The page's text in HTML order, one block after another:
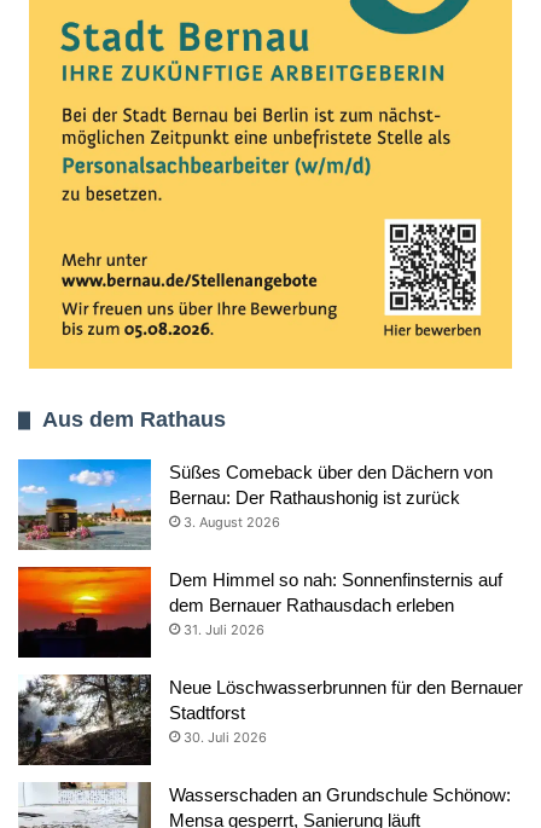
Aus dem Rathaus
Süßes Comeback über den Dächern von
Bernau: Der Rathaushonig ist zurück
3. August 2026
Dem Himmel so nah: Sonnenfinsternis auf
dem Bernauer Rathausdach erleben
31. Juli 2026
Neue Löschwasserbrunnen für den Bernauer
Stadtforst
30. Juli 2026
Wasserschaden an Grundschule Schönow:
Mensa gesperrt, Sanierung läuft